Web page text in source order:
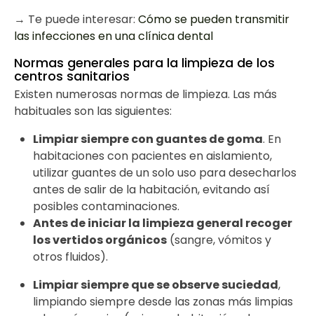
→ Te puede interesar: Cómo se pueden transmitir
las infecciones en una clínica dental
Normas generales para la limpieza de los
centros sanitarios
Existen numerosas normas de limpieza. Las más
habituales son las siguientes:
Limpiar siempre con guantes de goma. En
habitaciones con pacientes en aislamiento,
utilizar guantes de un solo uso para desecharlos
antes de salir de la habitación, evitando así
posibles contaminaciones.
Antes de iniciar la limpieza general recoger
los vertidos orgánicos (sangre, vómitos y
otros fluidos).
Limpiar siempre que se observe suciedad,
limpiando siempre desde las zonas más limpias